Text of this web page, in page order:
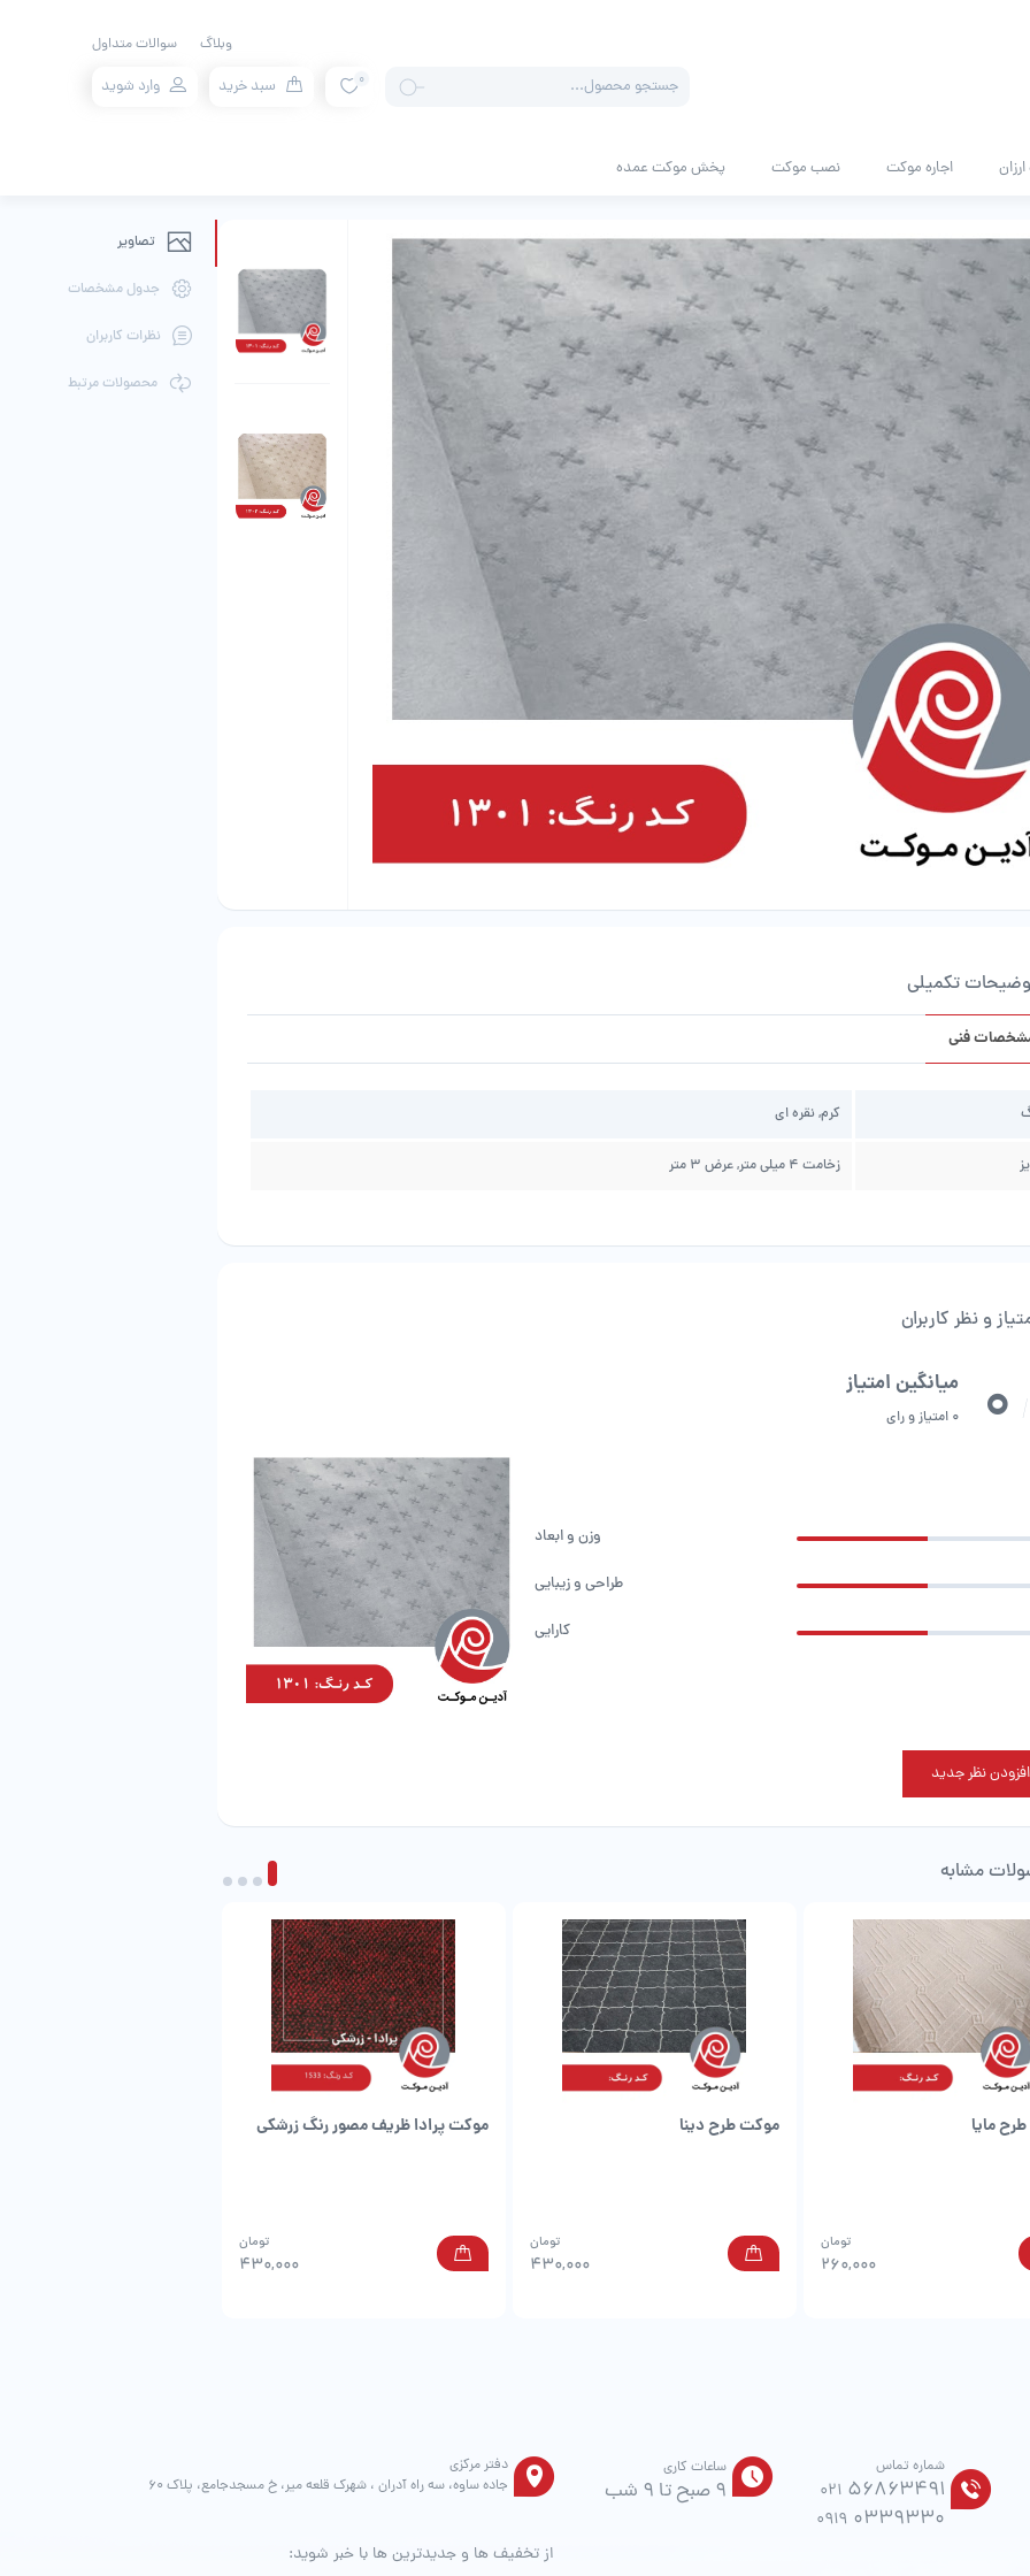
وبلاگ سوالات متداول
search
0 سبد خرید وارد شوید
اجاره موکت نصب موکت پخش موکت عمده
تکمیلی
فنی
کرم, نقره ای
زخامت 4 میلی متر, عرض 3 متر
و نظر کاربران
0 میانگین امتیاز
0 امتیاز و رای
وزن و ابعاد
طراحی و زیبایی
کارایی
افزودن نظر جدید
مشابه
مایا
260,000
تومان
موکت طرح دینا
430,000
تومان
موکت پرادا ظریف مصور رنگ زرشکی
430,000
تومان
تصاویر
جدول مشخصات
نظرات کاربران
محصولات مرتبط
شماره تماس
021 56863491
0919 0339330
ساعات کاری
9 صبح تا 9 شب
دفتر مرکزی
جاده ساوه، سه راه آدران ، شهرک قلعه میر، خ مسجدجامع، پلاک 60
از تخفیف ها و جدیدترین ها با خبر شوید: